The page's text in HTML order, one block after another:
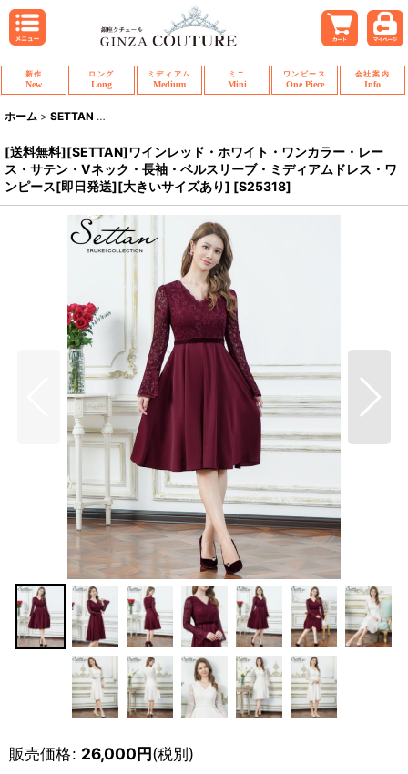
新作
New
ロング
Long
ミディアム
Medium
ミニ
Mini
ワンピース
One Piece
会社案内
Info
ホーム > SETTAN >
[送料無料][SETTAN]ワインレッド・ホワイト・ワンカラー・レー
ス・サテン・Vネック・長袖・ベルスリーブ・ミディアムドレス・ワ
ンピース[即日発送][大きいサイズあり] [S25318]
販売価格: 26,000円(税別)